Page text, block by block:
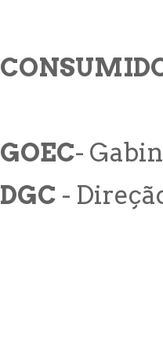
GOEC-
DGC -